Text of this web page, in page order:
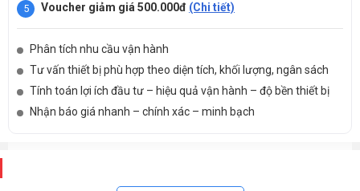
Voucher giảm giá 500.000đ (Chi tiết)
Phân tích nhu cầu vận hành
Tư vấn thiết bị phù hợp theo diện tích, khối lượng, ngân sách
Tính toán lợi ích đầu tư – hiệu quả vận hành – độ bền thiết bị
Nhận báo giá nhanh – chính xác – minh bạch